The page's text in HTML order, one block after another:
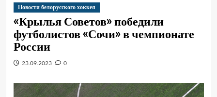
Новости белорусского хоккея
«Крылья Советов» победили
футболистов «Сочи» в чемпионате
России
23.09.2023 0